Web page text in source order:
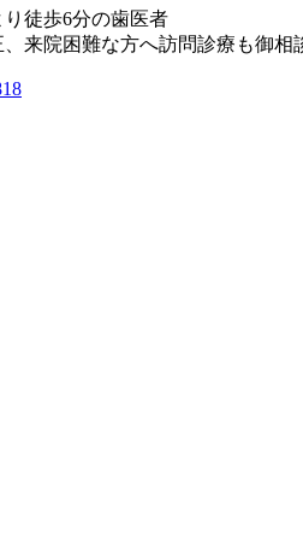
徒歩6分の歯医者
来院困難な方へ訪問診療も御相